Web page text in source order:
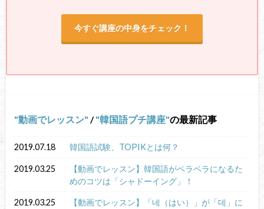
今すぐ講座の中身をチェック！
動画でレッスン / 韓国語プチ講座 の最新記事
2019.07.18 韓国語試験、TOPIKとは何？
2019.03.25
【動画でレッスン】韓国語がペラペラになるた
めのコツは「シャドーイング」！
2019.03.25 【動画でレッスン】「네（はい）」が「데」に